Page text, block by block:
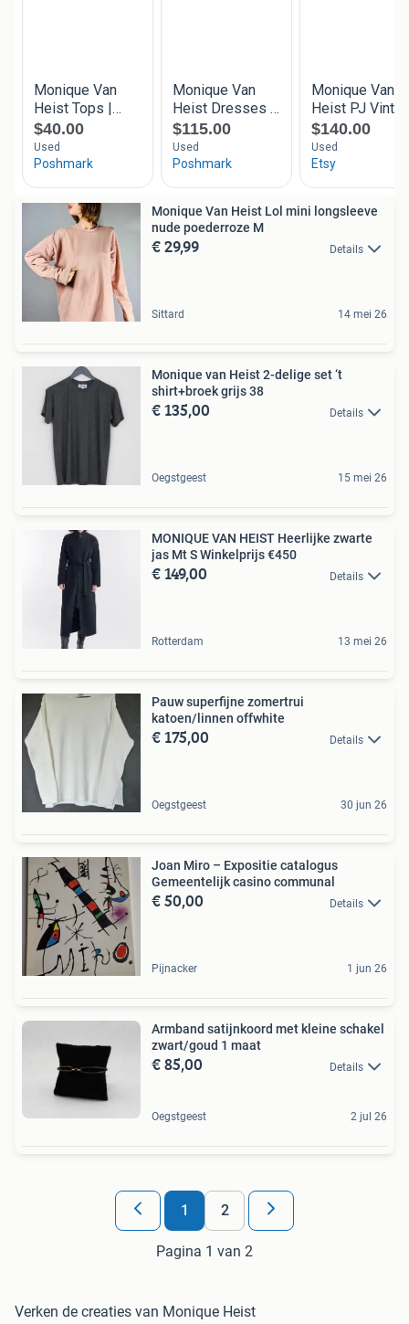
Monique Van Heist Lol mini longsleeve
nude poederroze M
€ 29,99 Details
Sittard 14 mei 26
Monique van Heist 2-delige set ‘t
shirt+broek grijs 38
€ 135,00 Details
Oegstgeest 15 mei 26
MONIQUE VAN HEIST Heerlijke zwarte
jas Mt S Winkelprijs €450
€ 149,00 Details
Rotterdam 13 mei 26
Pauw superfijne zomertrui
katoen/linnen offwhite
€ 175,00 Details
Oegstgeest 30 jun 26
Joan Miro – Expositie catalogus
Gemeentelijk casino communal
€ 50,00 Details
Pijnacker 1 jun 26
Armband satijnkoord met kleine schakel
zwart/goud 1 maat
€ 85,00 Details
Oegstgeest 2 jul 26
1 2
Pagina 1 van 2
Verken de creaties van Monique Heist